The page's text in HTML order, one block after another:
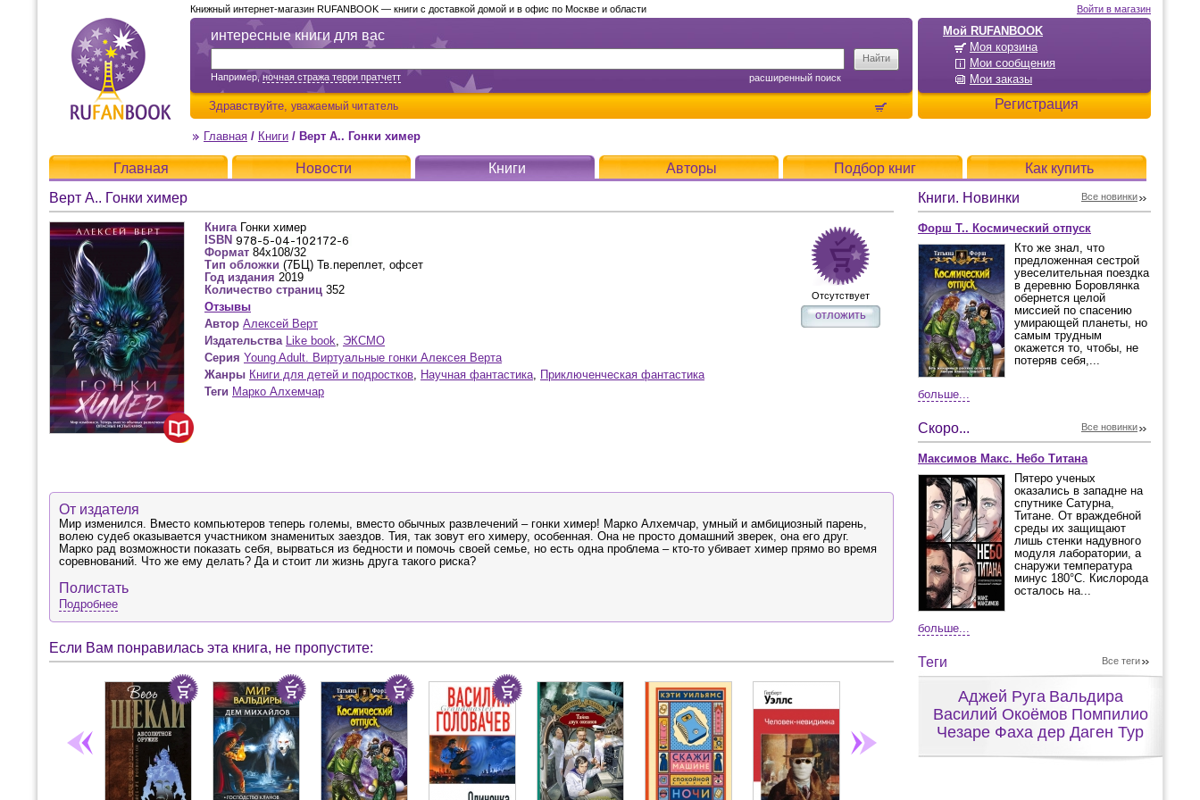
Мой RUFANBOOK
Моя корзина
Мои сообщения
Мои заказы
Регистрация
Войти в магазин
интересные книги для вас
Например,ночная стража терри пратчетт расширенный поиск
Здравствуйте, уважаемый читатель
Книжный интернет-магазин RUFANBOOK — книги с доставкой домой и в офис по Москве и области
Главная / Книги / Верт А.. Гонки химер
Главная Новости Книги Авторы Подбор книг
Как купить
Верт А.. Гонки химер
Книга Гонки химер
ISBN
Формат 84x108/32
Тип обложки (7БЦ) Тв.переплет, офсет
Год издания 2019
Количество страниц 352
Отзывы
Автор Алексей Верт
Издательства Like book, ЭКСМО
Серия Young Adult. Виртуальные гонки Алексея Верта
Жанры Книги для детей и подростков, Научная фантастика, Приключенческая фантастика
Теги Марко Алхемчар
Отсутствует
отложить
От издателя
Мир изменился. Вместо компьютеров теперь големы, вместо обычных развлечений – гонки химер! Марко Алхемчар, умный и амбициозный парень,
волею судеб оказывается участником знаменитых заездов. Тия, так зовут его химеру, особенная. Она не просто домашний зверек, она его друг.
Марко рад возможности показать себя, вырваться из бедности и помочь своей семье, но есть одна проблема – кто-то убивает химер прямо во время
соревнований. Что же ему делать? Да и стоит ли жизнь друга такого риска?
Полистать
Подробнее
Если Вам понравилась эта книга, не пропустите:
Книги. Новинки Все новинки
Форш Т.. Космический отпуск
Кто же знал, что
предложенная сестрой
увеселительная поездка
в деревню Боровлянка
обернется целой
миссией по спасению
умирающей планеты, но
самым трудным
окажется то, чтобы, не
потеряв себя,...
больше...
Скоро... Все новинки
Максимов Макс. Небо Титана
Пятеро ученых
оказались в западне на
спутнике Сатурна,
Титане. От враждебной
среды их защищают
лишь стенки надувного
модуля лаборатории, а
снаружи температура
минус 180°С. Кислорода
осталось на...
больше...
Теги Все теги
Аджей Руга Вальдира
Василий Окоёмов Помпилио
Чезаре Фаха дер Даген Тур